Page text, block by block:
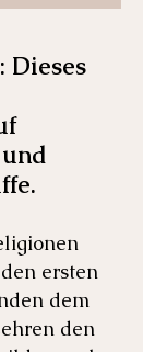
Dieses
ersten
dem
den